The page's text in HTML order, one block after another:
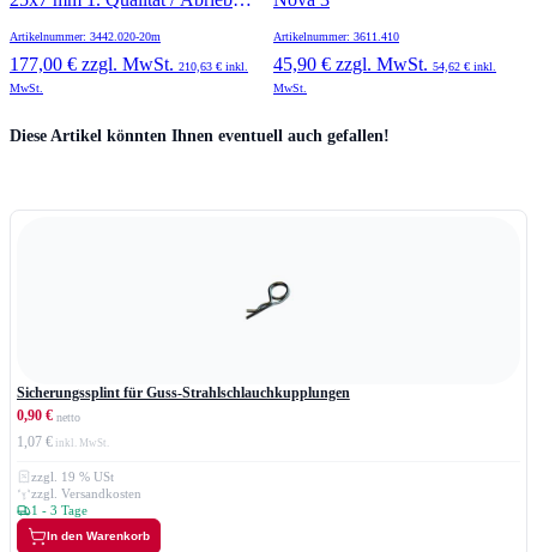
Artikelnummer: 3442.020-20m
177,00 € zzgl. MwSt. 210,63 € inkl.
MwSt.
Artikelnummer: 3611.410
45,90 € zzgl. MwSt. 54,62 € inkl.
MwSt.
Press to skip carousel
Diese Artikel könnten Ihnen eventuell auch gefallen!
Sicherungssplint für Guss-Strahlschlauchkupplungen
1,07 €
0,90 €
zzgl. 19 % USt
zzgl. Versandkosten
1 - 3 Tage
In den Warenkorb